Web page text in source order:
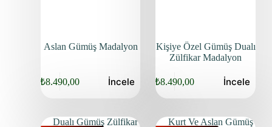
Aslan Gümüş Madalyon
₺8.490,00 İncele
Kişiye Özel Gümüş Dualı
Zülfikar Madalyon
₺8.490,00 İncele